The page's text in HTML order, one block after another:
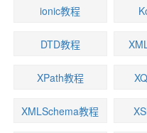
ionic教程
DTD教程
XPath教程
XMLSchema教程